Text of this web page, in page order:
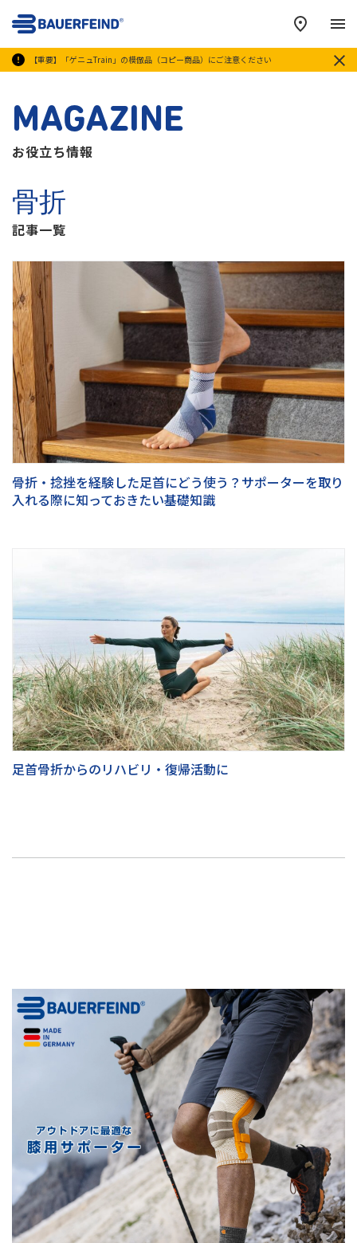
【重要】「ゲニュTrain」の模倣品（コピー商品）にご注意ください
メ
MAGAZINE
お役立ち情報
骨折
記事一覧
骨折・捻挫を経験した足首にどう使う？サポーターを取り
入れる際に知っておきたい基礎知識
足首骨折からのリハビリ・復帰活動に